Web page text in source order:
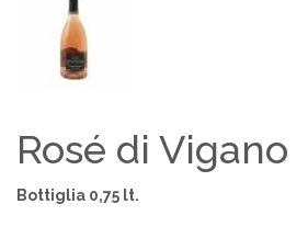
Rosé di Vigano
Bottiglia 0,75 lt.